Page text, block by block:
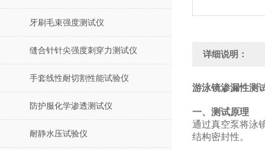
牙刷毛束强度测试仪
缝合针针尖强度刺穿力测试仪
手套线性耐切割性能试验仪
防护服化学渗透测试仪
耐静水压试验仪
详细说明：
游泳镜渗漏性测
一、测试原理
通过真空泵将泳
结构密封性。